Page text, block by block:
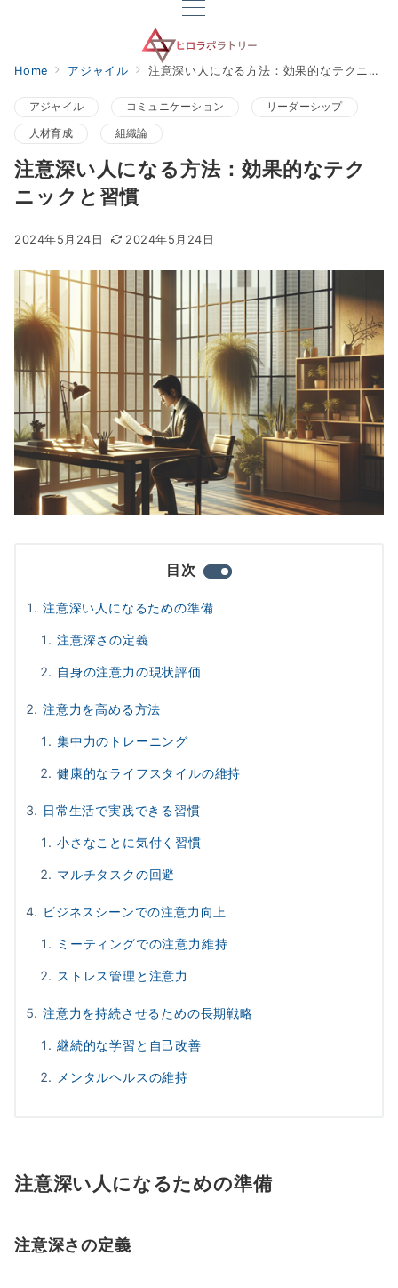
Home アジャイル 注意深い人になる方法：効果的なテクニックと習慣
アジャイル コミュニケーション リーダーシップ
人材育成 組織論
注意深い人になる方法：効果的なテク
ニックと習慣
2024年5月24日 2024年5月24日
目次
注意深い人になるための準備
注意深さの定義
自身の注意力の現状評価
注意力を高める方法
集中力のトレーニング
健康的なライフスタイルの維持
日常生活で実践できる習慣
小さなことに気付く習慣
マルチタスクの回避
ビジネスシーンでの注意力向上
ミーティングでの注意力維持
ストレス管理と注意力
注意力を持続させるための長期戦略
継続的な学習と自己改善
メンタルヘルスの維持
注意深い人になるための準備
注意深さの定義